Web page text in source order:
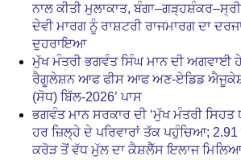
ਨਾਲ ਕੀਤੀ ਮੁਲਾਕਾਤ,
ਦੇਵੀ ਮਾਰਗ ਨੂੰ ਰਾਸ਼ਟਰੀ ਰਾਜਮਾਰਗ ਦਾ
ਦੁਹਰਾਇਆ
ਮੁੱਖ ਮੰਤਰੀ ਭਗਵੰਤ ਸਿੰਘ ਮਾਨ ਦੀ ਅਗਵਾਈ
ਰੈਗੂਲੇਸ਼ਨ ਆਫ ਫੀਸ ਆਫ ਅਣ-ਏਡਿਡ
(ਸੋਧ) ਬਿੱਲ-2026’ ਪਾਸ
ਭਗਵੰਤ ਮਾਨ ਸਰਕਾਰ ਦੀ ‘ਮੁੱਖ ਮੰਤਰੀ ਸਿਹਤ
ਹਰ ਜ਼ਿਲ੍ਹੇ ਦੇ ਪਰਿਵਾਰਾਂ ਤੱਕ ਪਹੁੰਚਿਆ; 2.91
ਕਰੋੜ ਤੋਂ ਵੱਧ ਮੁੱਲ ਦਾ ਕੈਸ਼ਲੈੱਸ ਇਲਾਜ ਮਿਲਿਆ